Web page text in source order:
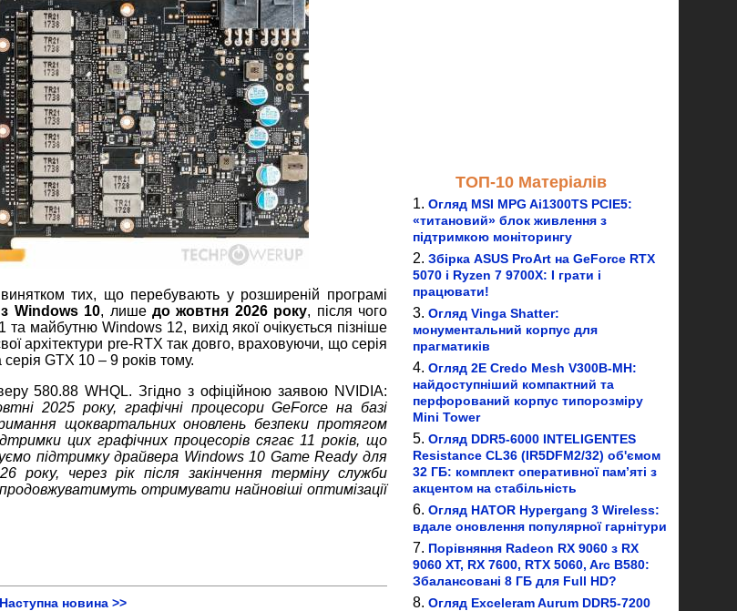
тих, що перебувають у розширеній програмі
з Windows 10, лишедо жовтня 2026 року, після чого
майбутню Windows 12, вихід якої очікується пізніше
архітектури pre-RTX так довго, враховуючи, що серія
GTX 10 – 9 років тому.
580.88 WHQL. Згідно з офіційною заявою NVIDIA:
2025 року, графічні процесори GeForce на базі
щоквартальних оновлень безпеки протягом
цих графічних процесорів сягає 11 років, що
підтримку драйвера Windows 10 Game Ready для
року, через рік після закінчення терміну служби
отримувати найновіші оптимізації
Наступна новина >>
ТОП-10 Матеріалів
Огляд MSI MPG Ai1300TS PCIE5:
«титановий» блок живлення з
підтримкою моніторингу
Збірка ASUS ProArt на GeForce RTX
5070 і Ryzen 7 9700X: І грати і
працювати!
Огляд Vinga Shatter:
монументальний корпус для
прагматиків
Огляд 2E Credo Mesh V300B-MH:
найдоступніший компактний та
перфорований корпус типорозміру
Mini Tower
Огляд DDR5-6000 INTELIGENTES
Resistance CL36 (IR5DFM2/32) об'ємом
32 ГБ: комплект оперативної пам’яті з
акцентом на стабільність
Огляд HATOR Hypergang 3 Wireless:
вдале оновлення популярної гарнітури
Порівняння Radeon RX 9060 з RX
9060 XT, RX 7600, RTX 5060, Arc B580:
Збалансовані 8 ГБ для Full HD?
Огляд Exceleram Aurum DDR5-7200